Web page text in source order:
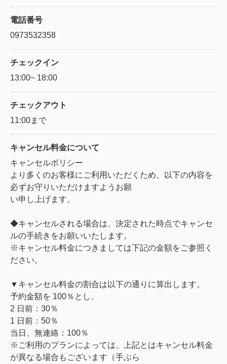
電話番号
0973532358
チェックイン
13:00~ 18:00
チェックアウト
11:00まで
キャンセル料金について
キャンセルポリシー
より多くのお客様にご利⽤いただくため、以下の内容を
必ずお守りいただけますようお願
い申し上げます。
◆キャンセルされる場合は、決定された時点でキャンセ
ルの⼿続きをお願いいたします。
※キャンセル料⾦につきましては下記の⾦額をご参照く
ださい。
▼キャンセル料⾦の割合は以下の通りに算出します。
予約⾦額を 100％とし、
2 ⽇前：30％
1 ⽇前：50％
当⽇、無連絡：100％
※ご利⽤のプランによっては、上記とはキャンセル料⾦
が異なる場合もございます（⼿ぶら